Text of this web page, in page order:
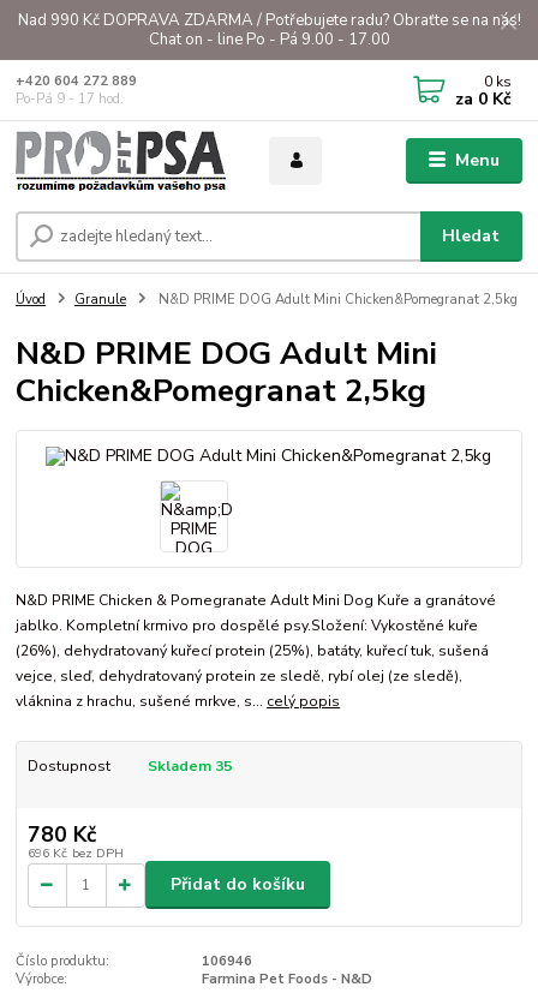
Nad 990 Kč DOPRAVA ZDARMA / Potřebujete radu? Obraťte se na nás!
Chat on - line Po - Pá 9.00 - 17.00
Menu
Hledat
+420 604 272 889
Po-Pá 9 - 17 hod.
0 ks
za 0 Kč
Úvod Granule N&D PRIME DOG Adult Mini Chicken&Pomegranat 2,5kg
N&D PRIME DOG Adult Mini
Chicken&Pomegranat 2,5kg
N&D PRIME Chicken & Pomegranate Adult Mini Dog Kuře a granátové
jablko. Kompletní krmivo pro dospělé psy.Složení: Vykostěné kuře
(26%), dehydratovaný kuřecí protein (25%), batáty, kuřecí tuk, sušená
vejce, sleď, dehydratovaný protein ze sledě, rybí olej (ze sledě),
vláknina z hrachu, sušené mrkve, s... celý popis
Dostupnost Skladem 35
780 Kč
696 Kč bez DPH
Přidat do košíku
Číslo produktu:
106946
Výrobce:
Farmina Pet Foods - N&D